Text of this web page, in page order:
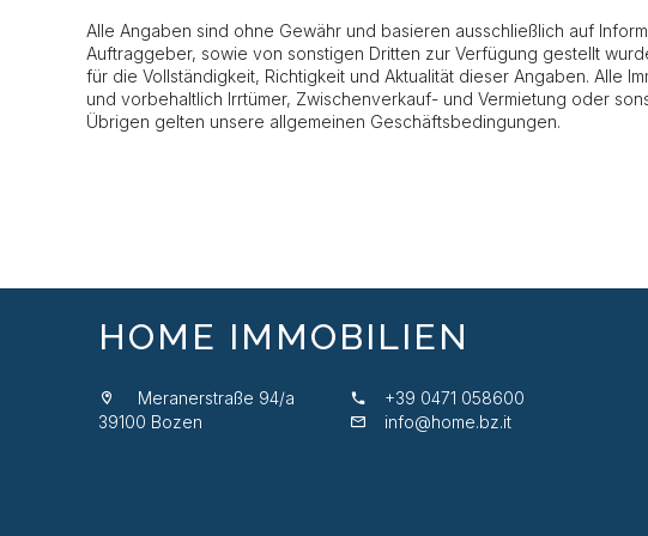
Alle Angaben sind ohne Gewähr und basieren ausschließlich auf
Auftraggeber, sowie von sonstigen Dritten zur Verfügung gestellt
für die Vollständigkeit, Richtigkeit und Aktualität dieser Angaben. Alle
und vorbehaltlich Irrtümer, Zwischenverkauf- und Vermietung oder
Übrigen gelten unsere allgemeinen Geschäftsbedingungen.
HOME IMMOBILIEN
Meranerstraße 94/a
39100 Bozen
+39 0471 058600
info@home.bz.it